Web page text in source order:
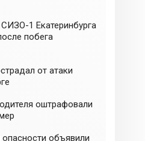
1 Екатеринбурга
побега
от атаки
оштрафовали
объявили